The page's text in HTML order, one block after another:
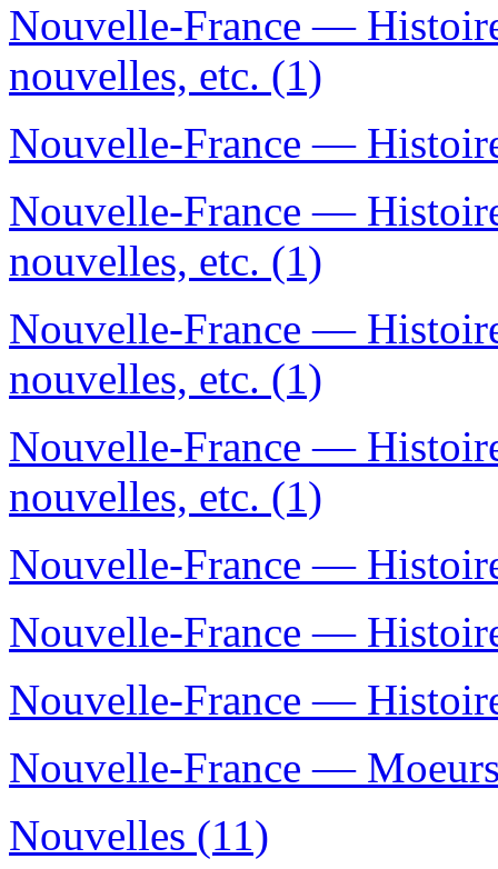
Nouvelle-France —
nouvelles, etc. (1)
Nouvelle-France —
Nouvelle-France —
nouvelles, etc. (1)
Nouvelle-France —
nouvelles, etc. (1)
Nouvelle-France —
nouvelles, etc. (1)
Nouvelle-France —
Nouvelle-France —
Nouvelle-France —
Nouvelle-France —
Nouvelles (11)